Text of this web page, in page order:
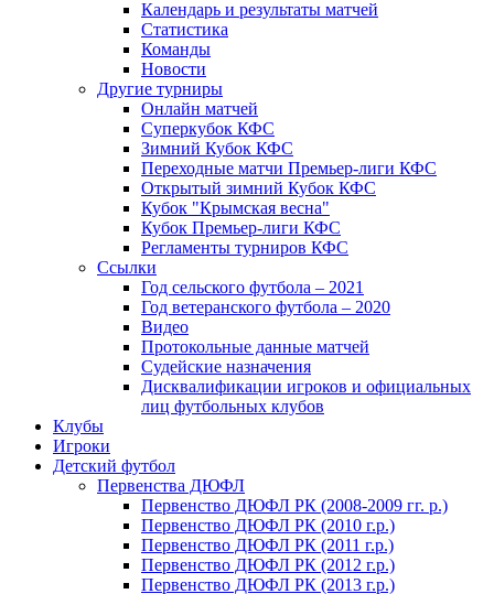
Календарь и результаты матчей
Статистика
Команды
Новости
Другие турниры
Онлайн матчей
Суперкубок КФС
Зимний Кубок КФС
Переходные матчи Премьер-лиги КФС
Открытый зимний Кубок КФС
Кубок "Крымская весна"
Кубок Премьер-лиги КФС
Регламенты турниров КФС
Ссылки
Год сельского футбола – 2021
Год ветеранского футбола – 2020
Видео
Протокольные данные матчей
Судейские назначения
Дисквалификации игроков и официальных
лиц футбольных клубов
Клубы
Игроки
Детский футбол
Первенства ДЮФЛ
Первенство ДЮФЛ РК (2008-2009 гг. р.)
Первенство ДЮФЛ РК (2010 г.р.)
Первенство ДЮФЛ РК (2011 г.р.)
Первенство ДЮФЛ РК (2012 г.р.)
Первенство ДЮФЛ РК (2013 г.р.)